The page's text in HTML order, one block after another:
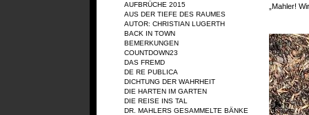
AUFBRÜCHE 2015
AUS DER TIEFE DES RAUMES
AUTOR: CHRISTIAN LUGERTH
BACK IN TOWN
BEMERKUNGEN
COUNTDOWN23
DAS FREMD
DE RE PUBLICA
DICHTUNG DER WAHRHEIT
DIE HARTEN IM GARTEN
DIE REISE INS TAL
DR. MAHLERS GESAMMELTE BÄNKE
„Mahler!